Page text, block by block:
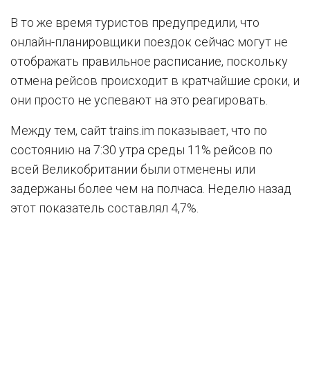
В то же время туристов предупредили, что
онлайн-планировщики поездок сейчас могут не
отображать правильное расписание, поскольку
отмена рейсов происходит в кратчайшие сроки, и
они просто не успевают на это реагировать.
Между тем, сайт trains.im показывает, что по
состоянию на 7:30 утра среды 11% рейсов по
всей Великобритании были отменены или
задержаны более чем на полчаса. Неделю назад
этот показатель составлял 4,7%.